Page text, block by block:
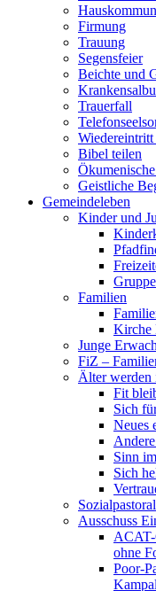
Firmung
Trauung
Segensfeier
Beichte und
Trauerfall
Bibel teilen
Geistliche
Gemeindeleben
Kinder und
Familien
Kirche
Junge
FiZ –
Älter werden
Fit
Sich
Neues
Sinn
Sich
Sozialpastoral
Ausschuss
ACAT-
ohne
Poor-